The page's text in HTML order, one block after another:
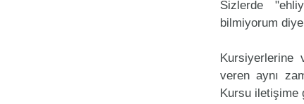
Sizlerde
bilmiyorum
Kursiyerlerine
veren aynı
Kursu iletişime